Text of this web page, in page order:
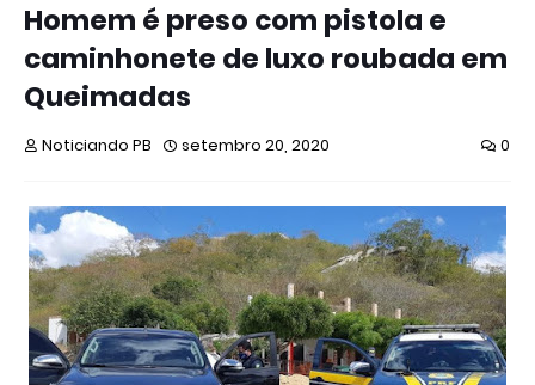
Homem é preso com pistola e
caminhonete de luxo roubada em
Queimadas
Noticiando PB setembro 20, 2020 0